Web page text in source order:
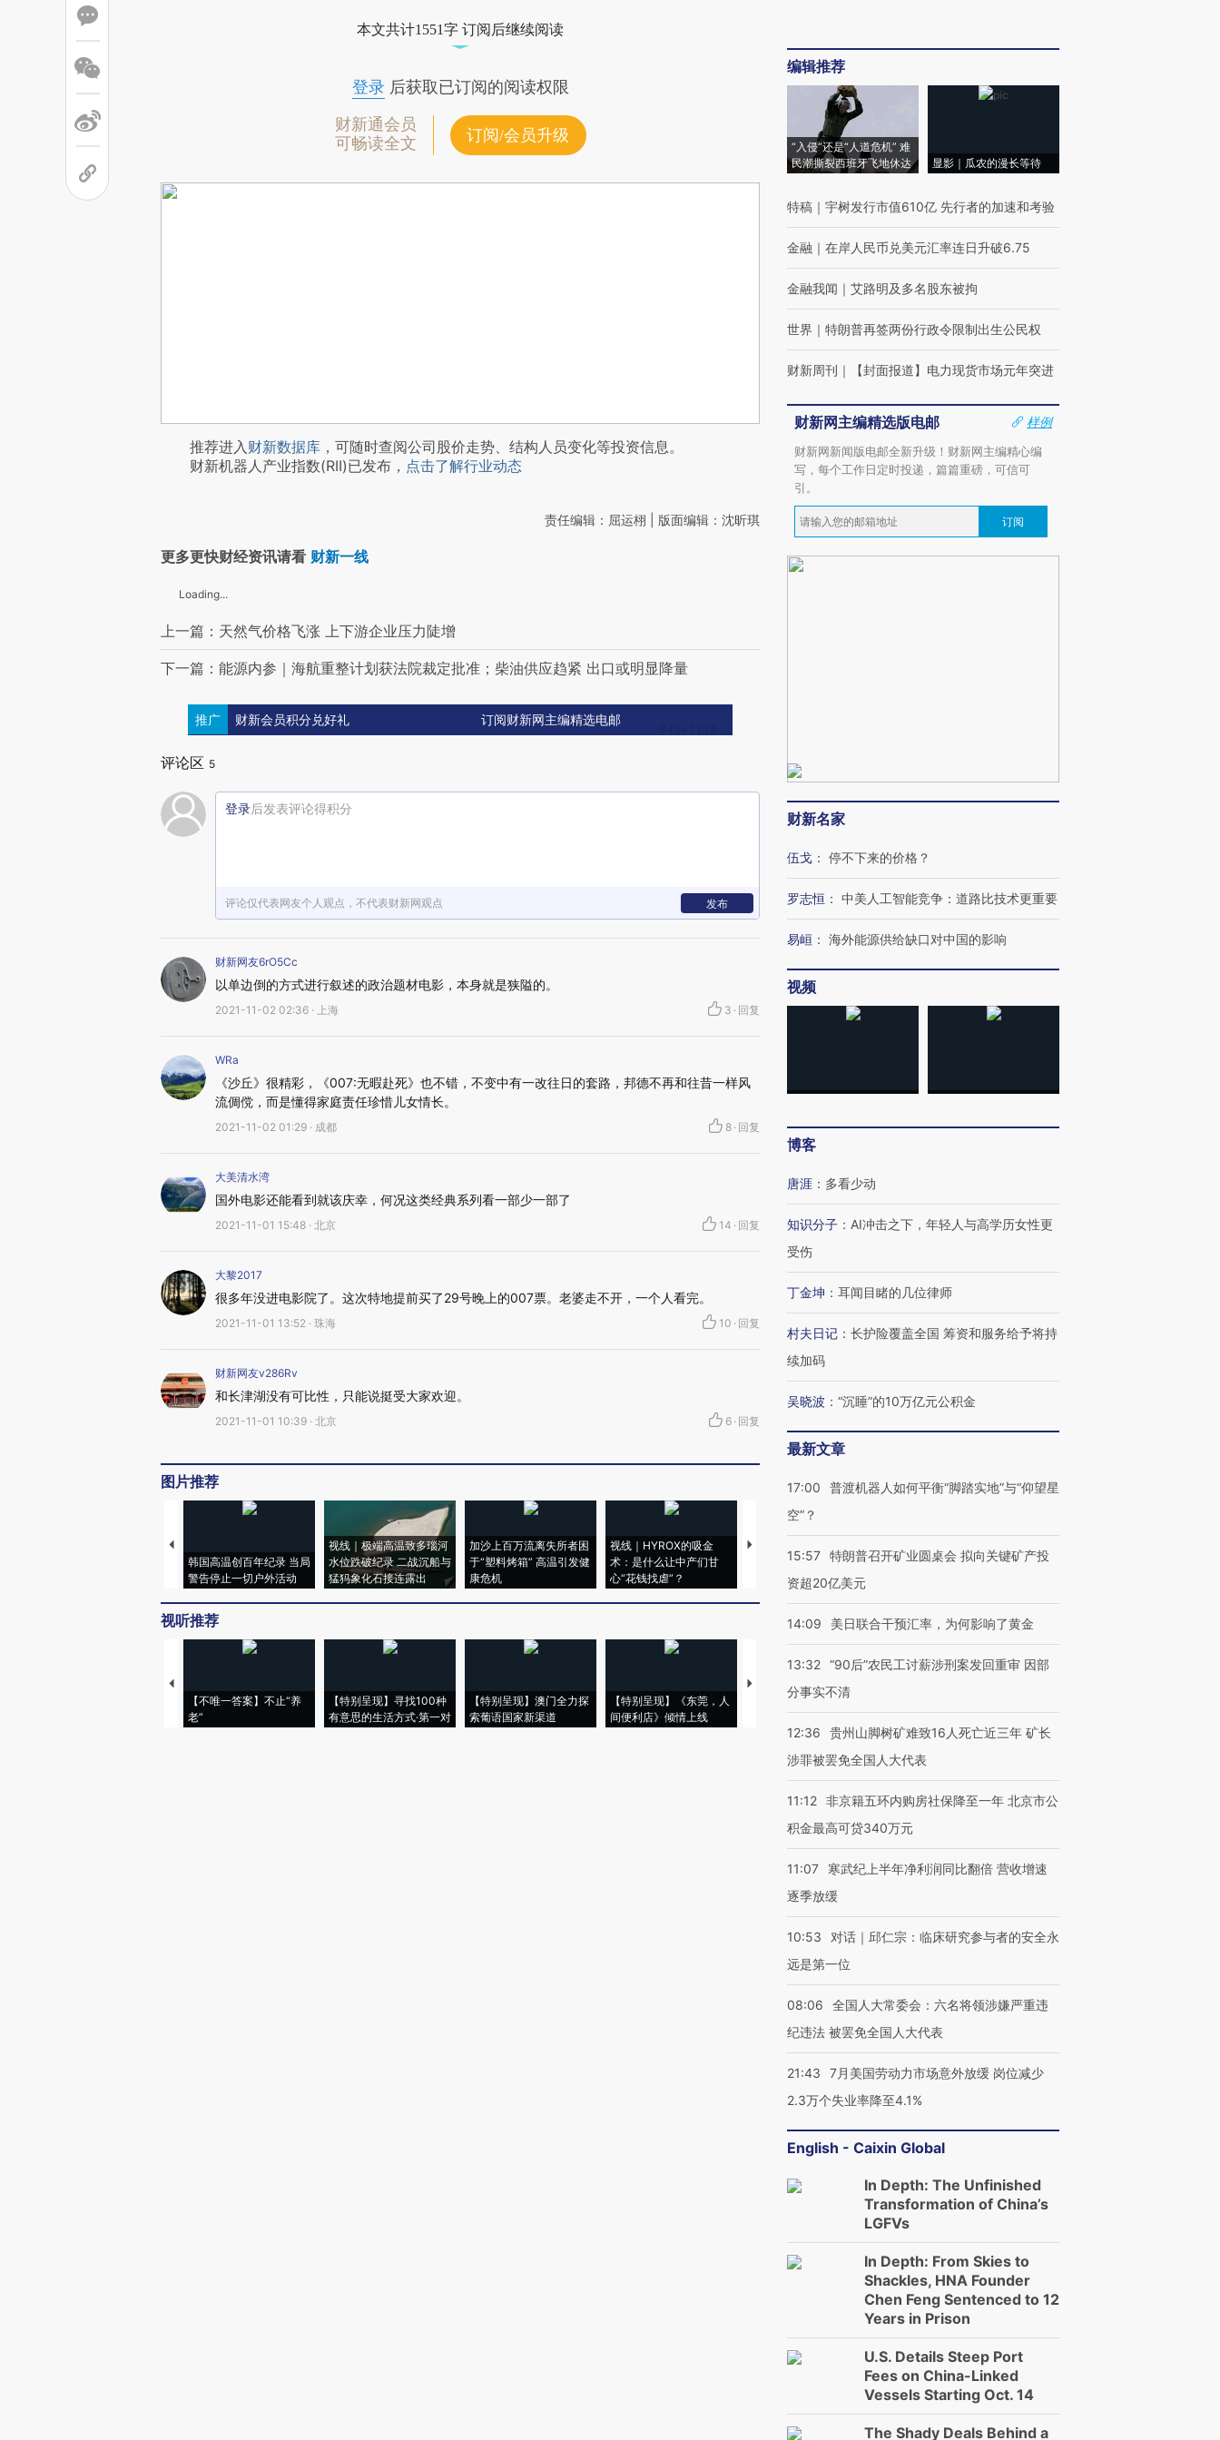
本文共计1551字 订阅后继续阅读
登录后获取已订阅的阅读权限
财新通会员
可畅读全文
订阅/会员升级
推荐进入财新数据库 ，可随时查阅公司股价走势、结构人员变化等投资信息。
财新机器人产业指数(RII)已发布， 点击了解行业动态
责任编辑：屈运栩 | 版面编辑：沈昕琪
更多更快财经资讯请看 财新一线
Loading...
上一篇：天然气价格飞涨 上下游企业压力陡增
下一篇：能源内参｜海航重整计划获法院裁定批准；柴油供应趋紧 出口或明显降量
推广 财新会员积分兑好礼 订阅财新网主编精选电邮
评论区 5
登录后发表评论得积分
评论仅代表网友个人观点，不代表财新网观点 发布
财新网友6rO5Cc
以单边倒的方式进行叙述的政治题材电影，本身就是狭隘的。
2021-11-02 02:36 · 上海 3 · 回复
WRa
《沙丘》很精彩，《007:无暇赴死》也不错，不变中有一改往日的套路，邦德不再和往昔一样风
流倜傥，而是懂得家庭责任珍惜儿女情长。
2021-11-02 01:29 · 成都 8 · 回复
大美清水湾
国外电影还能看到就该庆幸，何况这类经典系列看一部少一部了
2021-11-01 15:48 · 北京 14 · 回复
大黎2017
很多年没进电影院了。这次特地提前买了29号晚上的007票。老婆走不开，一个人看完。
2021-11-01 13:52 · 珠海 10 · 回复
财新网友v286Rv
和长津湖没有可比性，只能说挺受大家欢迎。
2021-11-01 10:39 · 北京 6 · 回复
图片推荐
韩国高温创百年纪录 当局
警告停止一切户外活动
视线｜极端高温致多瑙河
水位跌破纪录 二战沉船与
猛犸象化石接连露出
加沙上百万流离失所者困
于“塑料烤箱” 高温引发健
康危机
视线｜HYROX的吸金
术：是什么让中产们甘
心“花钱找虐”？
马航飞行员跨国走私7万
粒摇头丸 尿检体内含3种
度Z世代 用街头抗争将教
机”？难民潮撕裂西班牙
视听推荐
【不唯一答案】不止“养
老”
【特别呈现】寻找100种
有意思的生活方式·第一对
【特别呈现】澳门全力探
索葡语国家新渠道
【特别呈现】《东莞，人
间便利店》倾情上线
【推广】走进第四届链博
会，让数智科技“链”接产
有意思的生活方式·第三对
住三大增长引擎是什么？
编辑推荐
“入侵”还是“人道危机” 难
民潮撕裂西班牙飞地休达
显影｜瓜农的漫长等待
特稿 ｜ 宇树发行市值610亿 先行者的加速和考验
金融 ｜ 在岸人民币兑美元汇率连日升破6.75
金融我闻 ｜ 艾路明及多名股东被拘
世界 ｜ 特朗普再签两份行政令限制出生公民权
财新周刊 ｜ 【封面报道】电力现货市场元年突进
财新网主编精选版电邮
样例
财新网新闻版电邮全新升级！财新网主编精心编
写，每个工作日定时投递，篇篇重磅，可信可
引。
订阅
财新名家
伍戈 ： 停不下来的价格？
罗志恒 ： 中美人工智能竞争：道路比技术更重要
易峘 ： 海外能源供给缺口对中国的影响
视频
博客
唐涯 ： 多看少动
知识分子 ： AI冲击之下，年轻人与高学历女性更
受伤
丁金坤 ： 耳闻目睹的几位律师
村夫日记 ： 长护险覆盖全国 筹资和服务给予将持
续加码
吴晓波 ： “沉睡”的10万亿元公积金
最新文章
17:00
普渡机器人如何平衡“脚踏实地”与“仰望星
空”？
15:57 特朗普召开矿业圆桌会 拟向关键矿产投
资超20亿美元
14:09 美日联合干预汇率，为何影响了黄金
13:32 “90后”农民工讨薪涉刑案发回重审 因部
分事实不清
12:36
贵州山脚树矿难致16人死亡近三年 矿长
涉罪被罢免全国人大代表
11:12 非京籍五环内购房社保降至一年 北京市公
积金最高可贷340万元
11:07
寒武纪上半年净利润同比翻倍 营收增速
逐季放缓
10:53
对话｜邱仁宗：临床研究参与者的安全永
远是第一位
08:06
全国人大常委会：六名将领涉嫌严重违
纪违法 被罢免全国人大代表
21:43
7月美国劳动力市场意外放缓 岗位减少
2.3万个失业率降至4.1%
English - Caixin Global
In Depth: The Unfinished
Transformation of China’s
LGFVs
In Depth: From Skies to
Shackles, HNA Founder
Chen Feng Sentenced to 12
Years in Prison
U.S. Details Steep Port
Fees on China-Linked
Vessels Starting Oct. 14
The Shady Deals Behind a